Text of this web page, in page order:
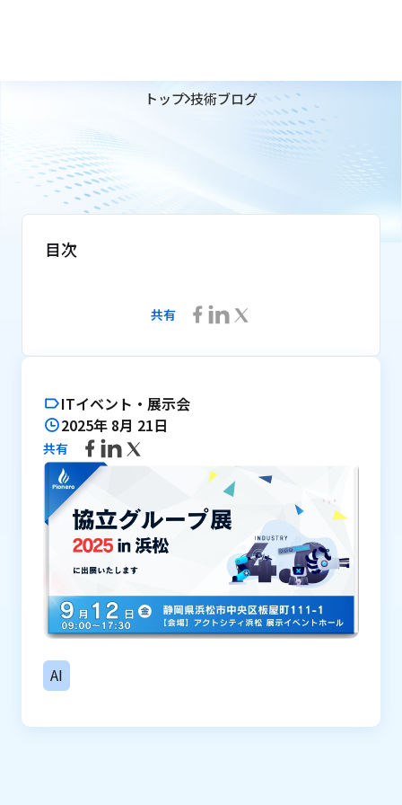
トップ 技術ブログ
目次
共有
ITイベント・展示会
2025年 8月 21日
共有
AI